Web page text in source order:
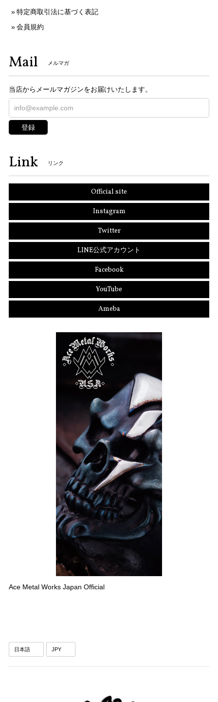
特定商取引法に基づく表記
会員規約
Mail メルマガ
当店からメールマガジンをお届けいたします。
登録
Link リンク
Official site
Instagram
Twitter
LINE公式アカウント
Facebook
YouTube
Ameba
Ace Metal Works Japan Official